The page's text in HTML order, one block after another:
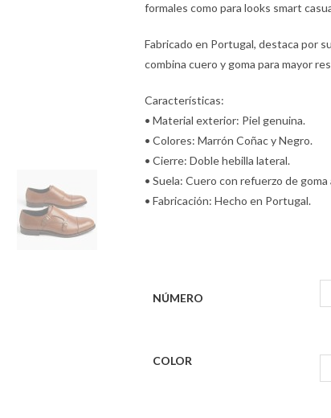
formales como para looks smart
Fabricado en Portugal, destaca por
combina cuero y goma para mayor
Características:
• Material exterior: Piel genuina.
• Colores: Marrón Coñac y Negro.
• Cierre: Doble hebilla lateral.
• Suela: Cuero con refuerzo de
• Fabricación: Hecho en Portugal.
NÚMERO
COLOR